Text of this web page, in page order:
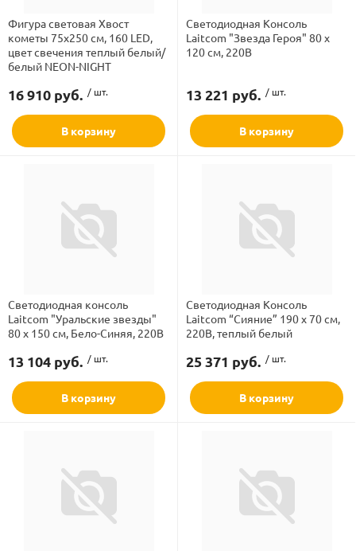
Бренд
Вид
Напряжение
Цвет свечения
Фигура световая Хвост
кометы 75х250 см, 160 LED,
цвет свечения теплый белый/
белый NEON-NIGHT
16 910 руб. / шт.
В корзину
Светодиодная Консоль
Laitcom "Звезда Героя" 80 х
120 см, 220В
13 221 руб. / шт.
В корзину
Светодиодная консоль
Laitcom "Уральские звезды"
80 х 150 см, Бело-Синяя, 220В
13 104 руб. / шт.
В корзину
Светодиодная Консоль
Laitcom “Сияние” 190 x 70 см,
220В, теплый белый
25 371 руб. / шт.
В корзину